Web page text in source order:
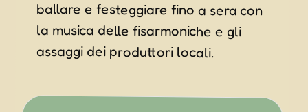
assaggi dei produttori locali.